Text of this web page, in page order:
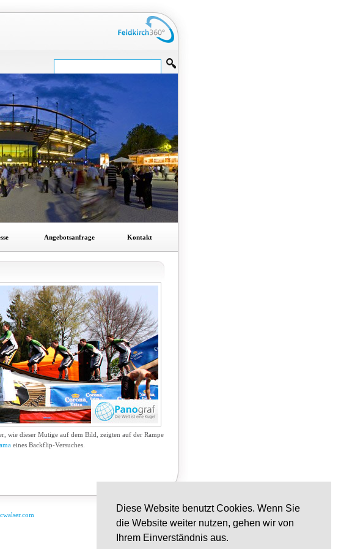
Diese Website benutzt Cookies. Wenn Sie
die Website weiter nutzen, gehen wir von
Ihrem Einverständnis aus.
Angebotsanfrage Kontakt
wie dieser Mutige auf dem Bild, zeigten auf der Rampe
eines Backflip-Versuches.